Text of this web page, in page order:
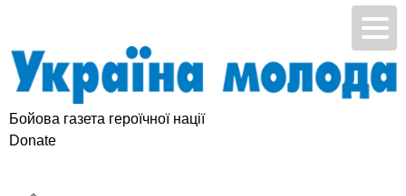
Бойова газета героїчної нації
Donate